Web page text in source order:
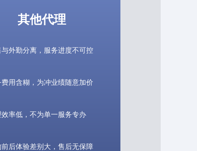
其他代理
外勤分离，服务进度不可控
费用含糊，为冲业绩随意加价
效率低，不为单一服务专办
后体验差别大，售后无保障